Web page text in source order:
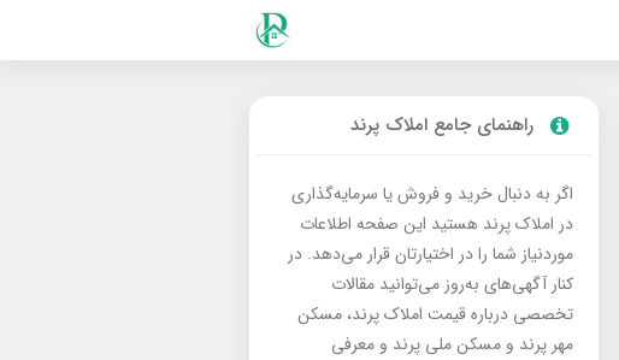
راهنمای جامع املاک پرند
اگر به دنبال خرید و فروش یا سرمایه‌گذاری
در املاک پرند هستید این صفحه اطلاعات
موردنیاز شما را در اختیارتان قرار می‌دهد. در
کنار آگهی‌های به‌روز می‌توانید مقالات
تخصصی درباره قیمت املاک پرند، مسکن
مهر پرند و مسکن ملی پرند و معرفی